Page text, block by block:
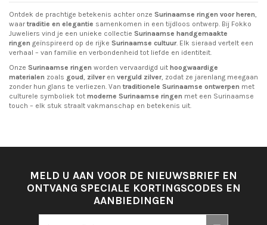
Surinaamse ring rode
steen
Fokko Design
€ 54,95
Mattenklopper ring
zwarte steen
Fokko Design
€ 54,95